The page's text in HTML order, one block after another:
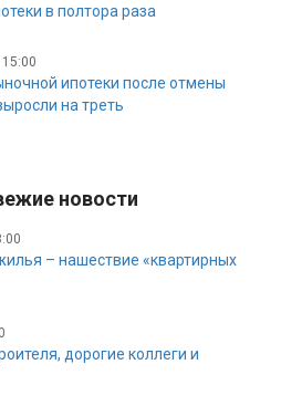
в полтора раза
ипотеки после отмены
на треть
новости
– нашествие «квартирных
дорогие коллеги и